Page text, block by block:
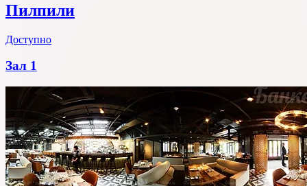
Пилпили
Доступно
Зал 1